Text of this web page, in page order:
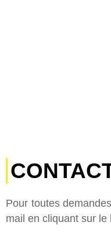
Pour toutes
mail en cliquant sur le